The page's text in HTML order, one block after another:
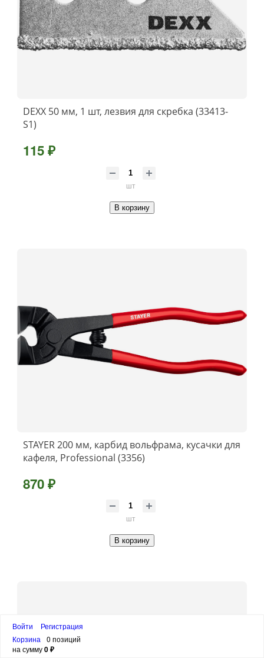
DEXX 50 мм, 1 шт, лезвия для скребка (33413-
S1)
115 ₽
шт
В корзину
STAYER 200 мм, карбид вольфрама, кусачки для
кафеля, Professional (3356)
870 ₽
шт
В корзину
Войти
Регистрация
Корзина
0 позиций
на сумму0 ₽